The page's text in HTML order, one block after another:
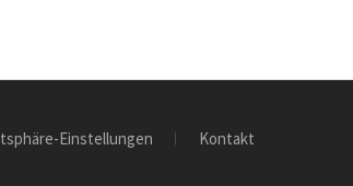
Einstellungen Kontakt